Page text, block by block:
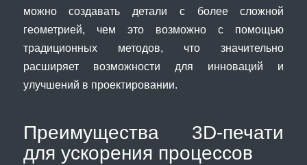
можно создавать детали с более сложной
геометрией, чем это возможно с помощью
традиционных методов, что значительно
расширяет возможности для инноваций и
улучшений в проектировании.
Преимущества 3D-печати
для ускорения процессов